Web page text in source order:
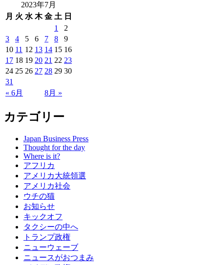
2023年7月
月 火 水 木 金 土 日
« 6月 8月 »
1
2
3
4 5 6 7 8
9
10 11 12 13 14 15 16
17 18 19 20 21 22 23
24 25 26 27 28 29 30
31
カテゴリー
Japan Business Press
Thought for the day
Where is it?
アフリカ
アメリカ大統領選
アメリカ社会
ウチの猫
お知らせ
キックオフ
タクシーの中へ
トランプ政権
ニューウェーブ
ニュースがおつまみ